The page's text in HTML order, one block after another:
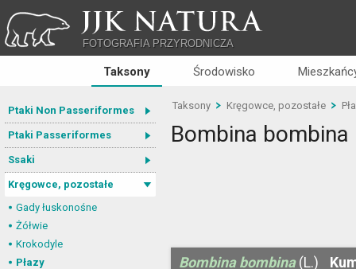
JJK NATURA
FOTOGRAFIA PRZYRODNICZA
Taksony Środowisko
Ptaki Non Passeriformes
Ptaki Passeriformes
Ssaki
Kręgowce, pozostałe
Gady łuskonośne
Żółwie
Krokodyle
Płazy
Taksony Kręgowce, pozostałe
Bombina bombina
Bombina bombina (L.)